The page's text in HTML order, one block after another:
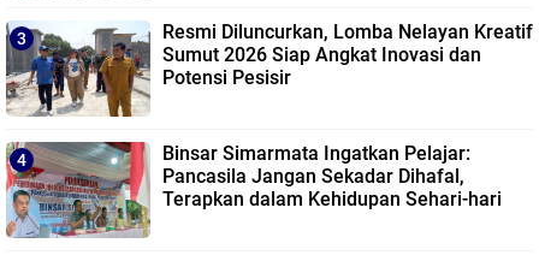
Resmi Diluncurkan, Lomba Nelayan Kreatif
Sumut 2026 Siap Angkat Inovasi dan
Potensi Pesisir
Binsar Simarmata Ingatkan Pelajar:
Pancasila Jangan Sekadar Dihafal,
Terapkan dalam Kehidupan Sehari-hari